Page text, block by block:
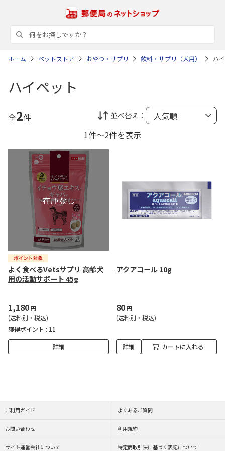
ホーム ペットストア おやつ・サプリ 飲料・サプリ（犬用） ハ
ハイペット
全2件 並べ替え：
1件～2件を表示
よく食べるVetsサプリ 高齢犬
用の活動サポート 45g
1,180円
(送料別・税込)
獲得ポイント : 11
詳細
アクアコール 10g
80円
(送料別・税込)
詳細 カートに入れる
ご利用ガイド よくあるご質問
お問い合わせ 利用規約
サイト運営会社について 特定商取引法に基づく表記について